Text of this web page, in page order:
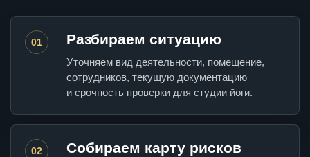
01 Разбираем ситуацию
Уточняем вид деятельности, помещение,
сотрудников, текущую документацию
и срочность проверки для студии йоги.
02 Собираем карту рисков